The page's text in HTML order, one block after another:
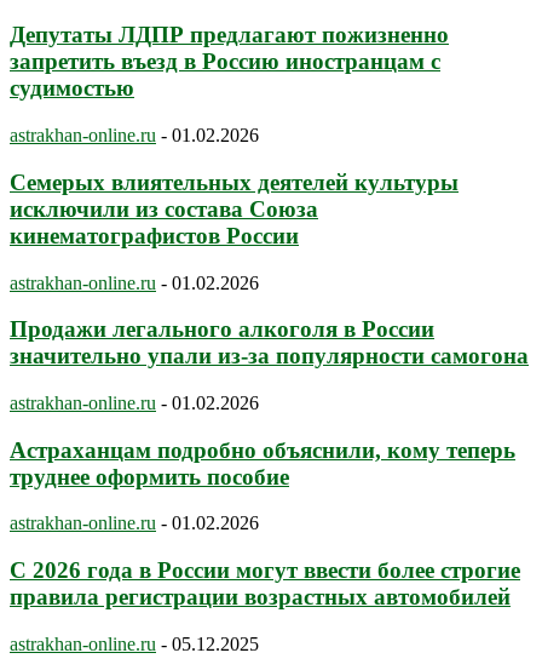
Депутаты ЛДПР предлагают пожизненно
запретить въезд в Россию иностранцам с
судимостью
astrakhan-online.ru - 01.02.2026
Семерых влиятельных деятелей культуры
исключили из состава Союза
кинематографистов России
astrakhan-online.ru - 01.02.2026
Продажи легального алкоголя в России
значительно упали из-за популярности самогона
astrakhan-online.ru - 01.02.2026
Астраханцам подробно объяснили, кому теперь
труднее оформить пособие
astrakhan-online.ru - 01.02.2026
С 2026 года в России могут ввести более строгие
правила регистрации возрастных автомобилей
astrakhan-online.ru - 05.12.2025